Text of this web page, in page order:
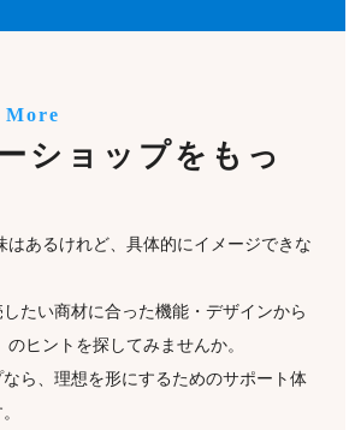
ショップをもっ
はあるけれど、具体的にイメージできな
たい商材に合った機能・デザインから
のヒントを探してみませんか。
ら、理想を形にするためのサポート体